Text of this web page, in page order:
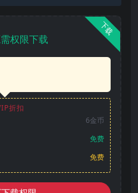
下载
权限下载
折扣
6金币
免费
免费